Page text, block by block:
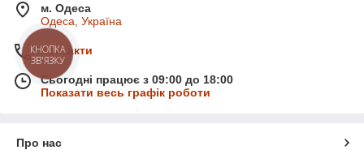
м. Одеса
Одеса, Україна
Контакти
Сьогодні працює з 09:00 до 18:00
Показати весь графік роботи
Про нас